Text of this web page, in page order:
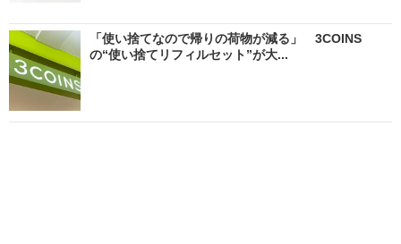
「使い捨てなので帰りの荷物が減る」 3COINS
の“使い捨てリフィルセット”が大...